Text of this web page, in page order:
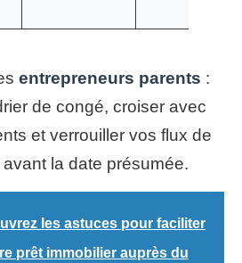
entrepreneurs parents :
de congé, croiser avec
et verrouiller vos flux de
la date présumée.
les astuces pour faciliter
prêt immobilier auprès du